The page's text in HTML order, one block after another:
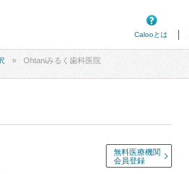
Calooとは
Ohtaniみるく歯科医院
無料医療機関
会員登録